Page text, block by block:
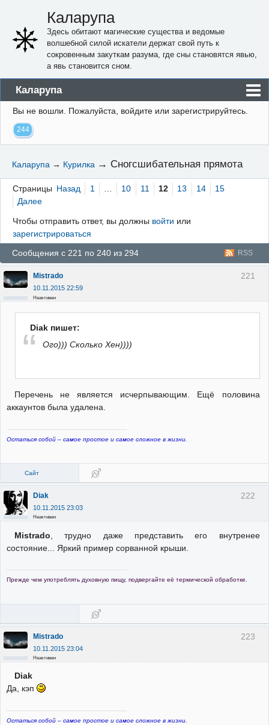
Каларупа
Здесь обитают магические существа и ведомые
волшебной силой искатели держат свой путь к
сокровенным закуткам разума, где сны становятся явью,
а явь становится сном.
Каларупа
Блог
Форум
Правила
Регистрация
Вход
Вы не вошли. Пожалуйста, войдите или зарегистрируйтесь.
244
Каларупа → Курилка → Сногсшибательная прямота
Страницы Назад 1 … 10 11 12 13 14
15
Далее
Чтобы отправить ответ, вы должны войти или
зарегистрироваться
RSS
Сообщения с 221 по 240 из 294
221
Mistrado
10.11.2015 22:59
Неактивен
Diak пишет:
Ого))) Сколько Хен))))
Перечень не является исчерпывающим. Ещё половина
аккаунтов была удалена.
Остаться собой – самое простое и самое сложное в жизни.
Сайт
222
Diak
10.11.2015 23:03
Неактивен
Mistrado , трудно даже представить его внутренее
состояние... Яркий пример сорванной крыши.
Прежде чем употреблять духовную пищу, подвергайте её термической обработке.
223
Mistrado
10.11.2015 23:04
Неактивен
Diak
Да, кэп
Остаться собой – самое простое и самое сложное в жизни.